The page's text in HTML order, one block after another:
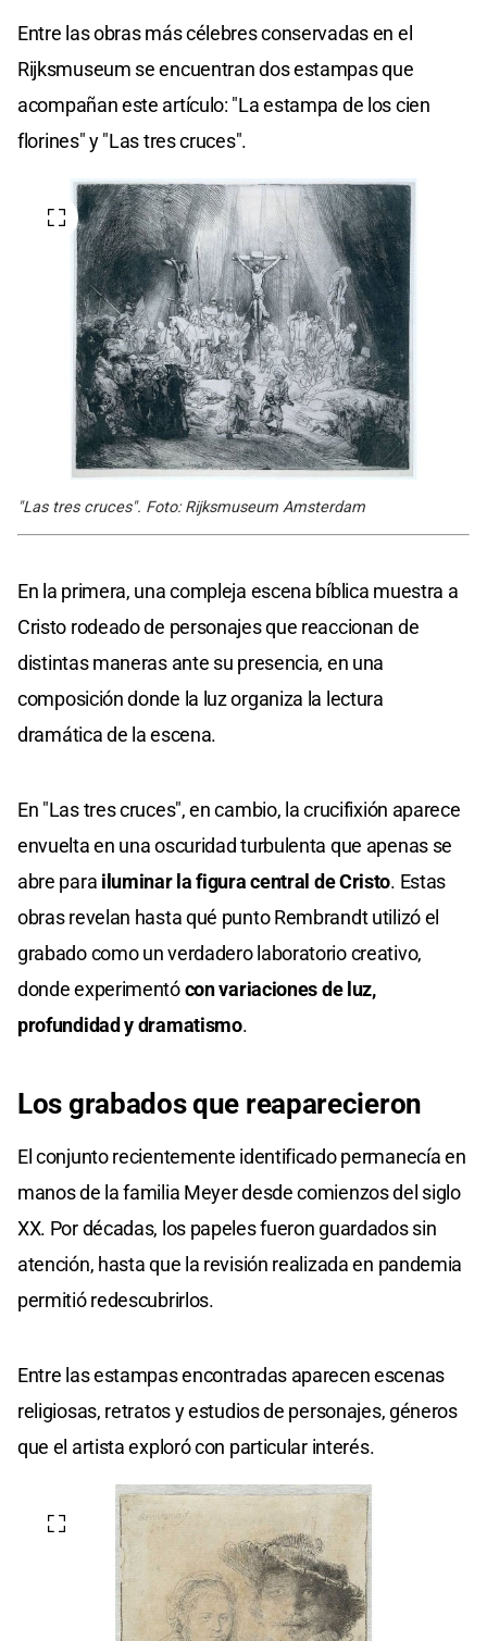
Entre las obras más célebres conservadas en el
Rijksmuseum se encuentran dos estampas que
acompañan este artículo: "La estampa de los cien
florines" y "Las tres cruces".
"Las tres cruces". Foto: Rijksmuseum Amsterdam
En la primera, una compleja escena bíblica muestra a
Cristo rodeado de personajes que reaccionan de
distintas maneras ante su presencia, en una
composición donde la luz organiza la lectura
dramática de la escena.
En "Las tres cruces", en cambio, la crucifixión aparece
envuelta en una oscuridad turbulenta que apenas se
abre para iluminar la figura central de Cristo. Estas
obras revelan hasta qué punto Rembrandt utilizó el
grabado como un verdadero laboratorio creativo,
donde experimentócon variaciones de luz,
profundidad y dramatismo.
Los grabados que reaparecieron
El conjunto recientemente identificado permanecía en
manos de la familia Meyer desde comienzos del siglo
XX. Por décadas, los papeles fueron guardados sin
atención, hasta que la revisión realizada en pandemia
permitió redescubrirlos.
Entre las estampas encontradas aparecen escenas
religiosas, retratos y estudios de personajes, géneros
que el artista exploró con particular interés.